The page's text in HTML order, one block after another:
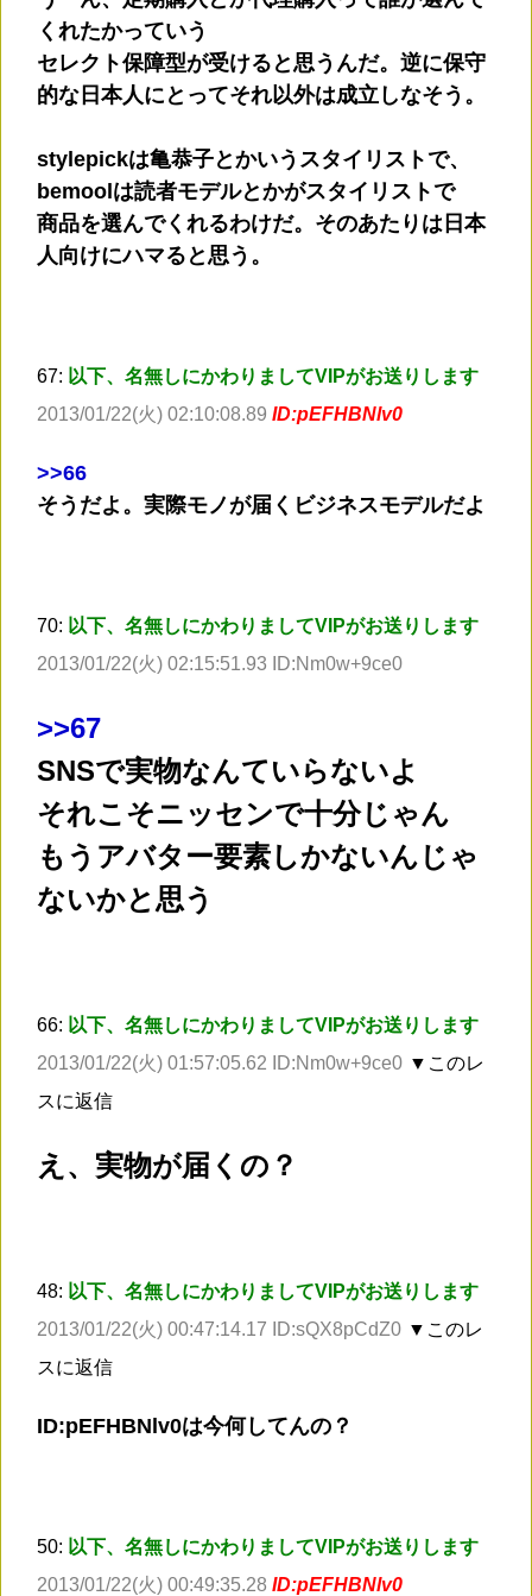
くれたかっていう
セレクト保障型が受けると思うんだ。逆に保守
的な日本人にとってそれ以外は成立しなそう。
stylepickは亀恭子とかいうスタイリストで、
bemoolは読者モデルとかがスタイリストで
商品を選んでくれるわけだ。そのあたりは日本
人向けにハマると思う。
67: 以下、名無しにかわりましてVIPがお送りします
2013/01/22(火) 02:10:08.89 ID:pEFHBNlv0
>>66
そうだよ。実際モノが届くビジネスモデルだよ
70: 以下、名無しにかわりましてVIPがお送りします
2013/01/22(火) 02:15:51.93 ID:Nm0w+9ce0
>>67
SNSで実物なんていらないよ
それこそニッセンで十分じゃん
もうアバター要素しかないんじゃ
ないかと思う
66: 以下、名無しにかわりましてVIPがお送りします
2013/01/22(火) 01:57:05.62 ID:Nm0w+9ce0 ▼このレ
スに返信
え、実物が届くの？
48: 以下、名無しにかわりましてVIPがお送りします
2013/01/22(火) 00:47:14.17 ID:sQX8pCdZ0 ▼このレ
スに返信
ID:pEFHBNlv0は今何してんの？
50: 以下、名無しにかわりましてVIPがお送りします
2013/01/22(火) 00:49:35.28 ID:pEFHBNlv0